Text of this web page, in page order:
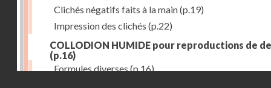
Clichés négatifs faits à la main(p.19)
Impression des clichés (p.22)
COLLODION HUMIDE pour reproductions de
(p.16)
Formules diverses (p.16)